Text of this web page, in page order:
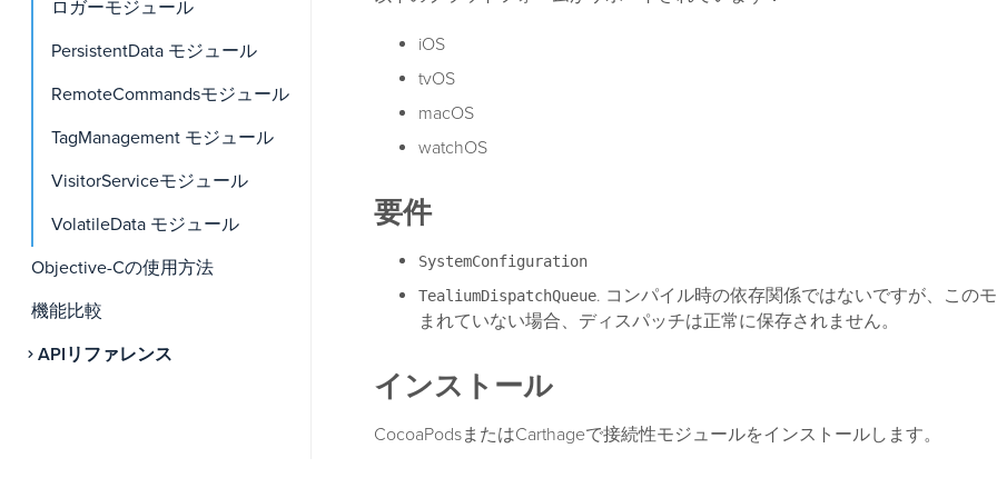
ロガーモジュール
PersistentData モジュール
RemoteCommandsモジュール
TagManagement モジュール
VisitorServiceモジュール
VolatileData モジュール
Objective-Cの使用方法
機能比較
APIリファレンス
iOS
tvOS
macOS
watchOS
要件
SystemConfiguration
TealiumDispatchQueue. コンパイル時の依存関係ではないですが、この
まれていない場合、ディスパッチは正常に保存されません。
インストール
CocoaPodsまたはCarthageで接続性モジュールをインストールします。